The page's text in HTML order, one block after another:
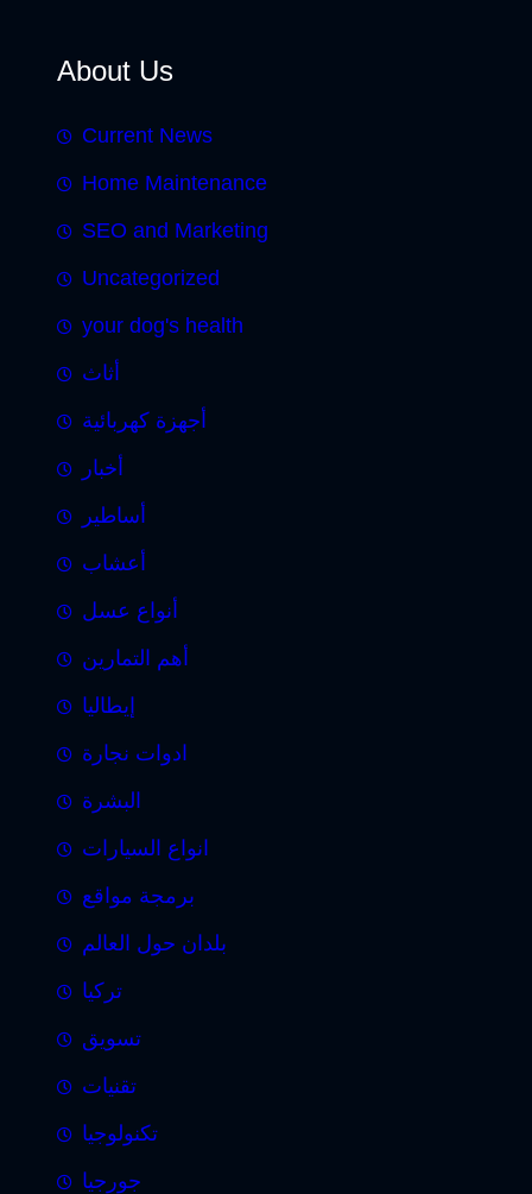
About Us
Current News
Home Maintenance
SEO and Marketing
Uncategorized
your dog's health
أثاث
أجهزة كهربائية
أخبار
أساطير
أعشاب
أنواع عسل
أهم التمارين
إيطاليا
ادوات نجارة
البشرة
انواع السيارات
برمجة مواقع
بلدان حول العالم
تركيا
تسويق
تقنيات
تكنولوجيا
جورجيا